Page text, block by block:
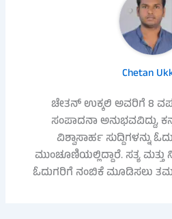
Chetan
ಚೇತನ್ ಉಕ್ಕಲಿ ಅವರಿಗೆ 8
ಸಂಪಾದನಾ ಅನುಭವವಿದ್ದು,
ವಿಶ್ವಾಸಾರ್ಹ ಸುದ್ದಿಗಳನ್ನು
ಮುಂಚೂಣಿಯಲ್ಲಿದ್ದಾರೆ. ಸತ್ಯ
ಓದುಗರಿಗೆ ನಂಬಿಕೆ ಮೂಡಿಸಲು ತಮ್ಮ